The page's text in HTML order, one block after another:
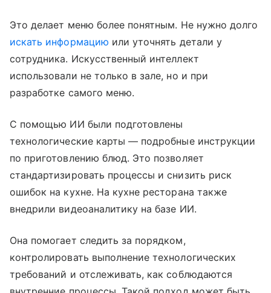
Это делает меню более понятным. Не нужно долго
искать информацию или уточнять детали у
сотрудника. Искусственный интеллект
использовали не только в зале, но и при
разработке самого меню.
С помощью ИИ были подготовлены
технологические карты — подробные инструкции
по приготовлению блюд. Это позволяет
стандартизировать процессы и снизить риск
ошибок на кухне. На кухне ресторана также
внедрили видеоаналитику на базе ИИ.
Она помогает следить за порядком,
контролировать выполнение технологических
требований и отслеживать, как соблюдаются